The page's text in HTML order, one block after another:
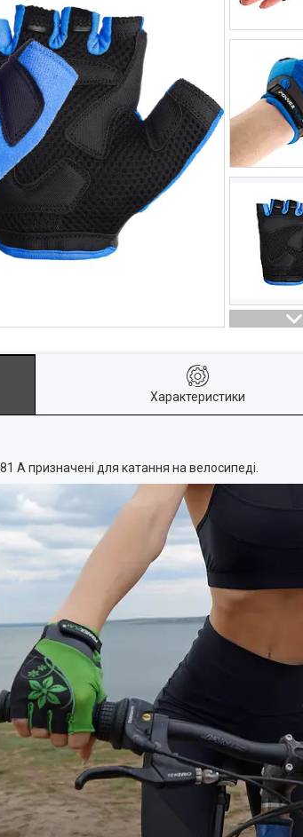
Характеристики
A призначені для катання на велосипеді.